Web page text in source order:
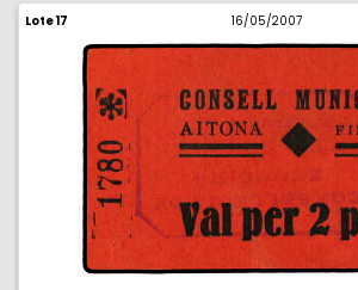
Lote 17 16/05/2007